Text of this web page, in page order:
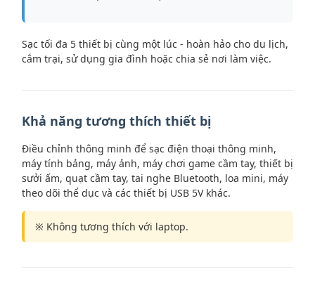
Sạc tối đa 5 thiết bị cùng một lúc - hoàn hảo cho du lịch,
cắm trại, sử dụng gia đình hoặc chia sẻ nơi làm việc.
Khả năng tương thích thiết bị
Điều chỉnh thông minh để sạc điện thoại thông minh,
máy tính bảng, máy ảnh, máy chơi game cầm tay, thiết bị
sưởi ấm, quạt cầm tay, tai nghe Bluetooth, loa mini, máy
theo dõi thể dục và các thiết bị USB 5V khác.
※ Không tương thích với laptop.